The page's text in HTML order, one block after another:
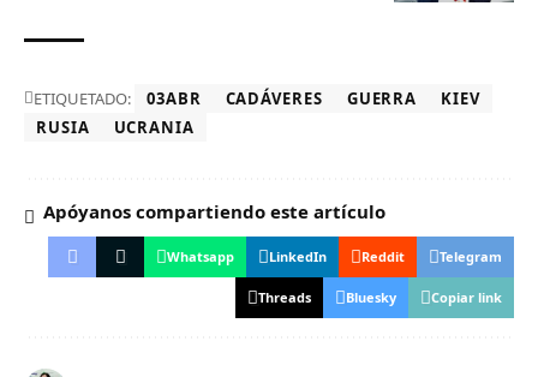
ETIQUETADO: 03ABR CADÁVERES GUERRA
KIEV
RUSIA
UCRANIA
Apóyanos compartiendo este artículo
Whatsapp LinkedIn Reddit Telegram
Threads Bluesky Copiar link